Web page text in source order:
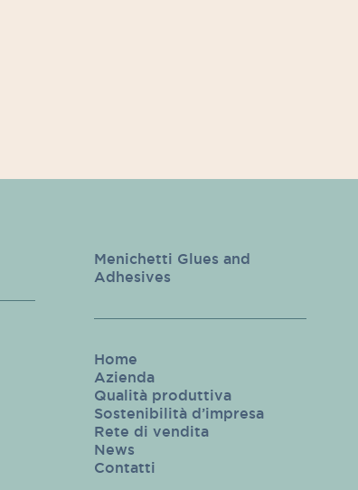
Menichetti Glues and
Adhesives
Home
Azienda
Qualità produttiva
Sostenibilità d’impresa
Rete di vendita
News
Contatti